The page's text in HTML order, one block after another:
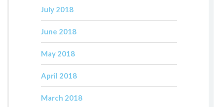
July 2018
June 2018
May 2018
April 2018
March 2018